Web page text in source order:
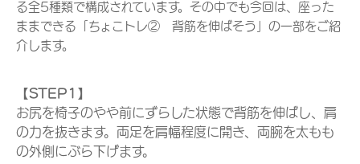
る全5種類で構成されています。その中でも今回は、座った
ままできる「ちょこトレ② 背筋を伸ばそう」の一部をご紹
介します。
【STEP1】
お尻を椅子のやや前にずらした状態で背筋を伸ばし、肩
の力を抜きます。両足を肩幅程度に開き、両腕を太もも
の外側にぶら下げます。